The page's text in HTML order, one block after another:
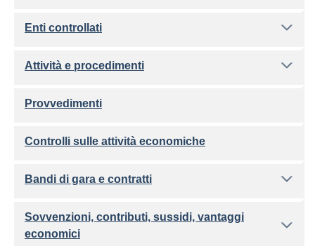
Enti controllati
Attività e procedimenti
Provvedimenti
Controlli sulle attività economiche
Bandi di gara e contratti
Sovvenzioni, contributi, sussidi, vantaggi
economici